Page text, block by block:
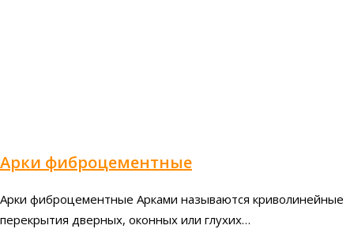
Арки фиброцементные
Арки фиброцементные Арками называются криволинейные
перекрытия дверных, оконных или глухих…